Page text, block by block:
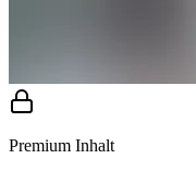
Premium Inhalt